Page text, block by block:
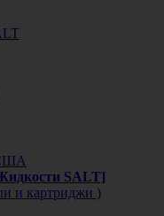
SALT]
и картриджи )